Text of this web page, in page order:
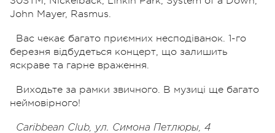
John Mayer, Rasmus.
Вас чекає багато приємних несподіванок. 1-го
березня відбудеться концерт, що залишить
яскраве та гарне враження.
Виходьте за рамки звичного. В музиці ще багато
неймовірного!
Caribbean Club, ул. Симона Петлюры, 4